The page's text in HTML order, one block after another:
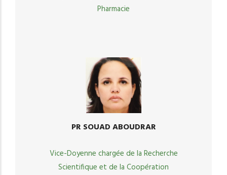
Pharmacie
PR SOUAD ABOUDRAR
Vice-Doyenne chargée de la Recherche
Scientifique et de la Coopération